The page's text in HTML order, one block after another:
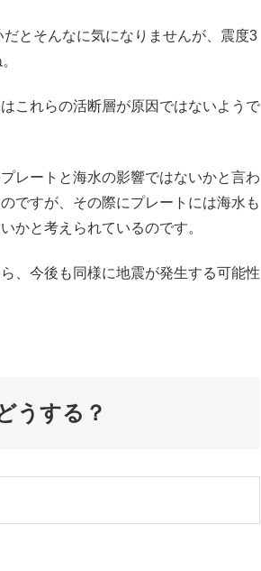
とそんなに気になりませんが、震度3
これらの活断層が原因ではないようで
レートと海水の影響ではないかと言わ
ですが、その際にプレートには海水も
かと考えられているのです。
、今後も同様に地震が発生する可能性
うする？